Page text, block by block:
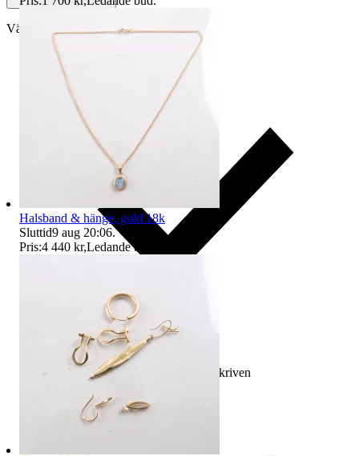
Välj till köparskydd
Ersättning om varan inte är som beskriven
Halsband & hänge, guld 18k
Sluttid9 aug 20:06.
Pris:4 440 kr,Ledande bud